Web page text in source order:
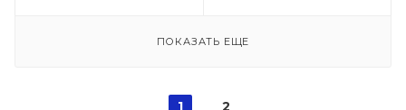
ПОКАЗАТЬ ЕЩЕ
1 2